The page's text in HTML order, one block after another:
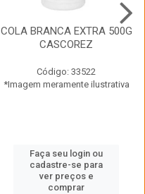
COLA BRANCA EXTRA 500G
CASCOREZ
Código: 33522
*Imagem meramente ilustrativa
Faça seu login ou
cadastre-se para
ver preços e
comprar